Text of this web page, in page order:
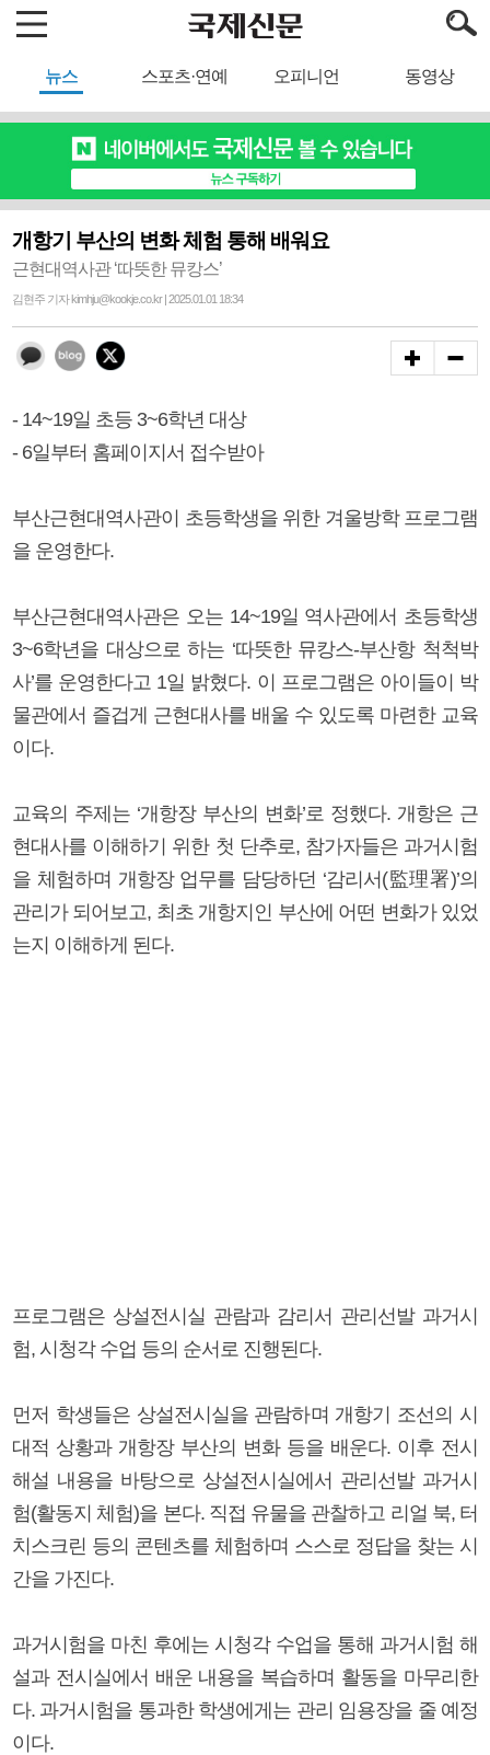
뉴스 스포츠·연예 오피니언 동영상
개항기 부산의 변화 체험 통해 배워요
근현대역사관 ‘따뜻한 뮤캉스’
김현주 기자 kimhju@kookje.co.kr | 2025.01.01 18:34
- 14~19일 초등 3~6학년 대상
- 6일부터 홈페이지서 접수받아
부산근현대역사관이 초등학생을 위한 겨울방학 프로그램
을 운영한다.
부산근현대역사관은 오는 14~19일 역사관에서 초등학생
3~6학년을 대상으로 하는 ‘따뜻한 뮤캉스-부산항 척척박
사’를 운영한다고 1일 밝혔다. 이 프로그램은 아이들이 박
물관에서 즐겁게 근현대사를 배울 수 있도록 마련한 교육
이다.
교육의 주제는 ‘개항장 부산의 변화’로 정했다. 개항은 근
현대사를 이해하기 위한 첫 단추로, 참가자들은 과거시험
을 체험하며 개항장 업무를 담당하던 ‘감리서(監理署)’의
관리가 되어보고, 최초 개항지인 부산에 어떤 변화가 있었
는지 이해하게 된다.
프로그램은 상설전시실 관람과 감리서 관리선발 과거시
험, 시청각 수업 등의 순서로 진행된다.
먼저 학생들은 상설전시실을 관람하며 개항기 조선의 시
대적 상황과 개항장 부산의 변화 등을 배운다. 이후 전시
해설 내용을 바탕으로 상설전시실에서 관리선발 과거시
험(활동지 체험)을 본다. 직접 유물을 관찰하고 리얼 북, 터
치스크린 등의 콘텐츠를 체험하며 스스로 정답을 찾는 시
간을 가진다.
과거시험을 마친 후에는 시청각 수업을 통해 과거시험 해
설과 전시실에서 배운 내용을 복습하며 활동을 마무리한
다. 과거시험을 통과한 학생에게는 관리 임용장을 줄 예정
이다.